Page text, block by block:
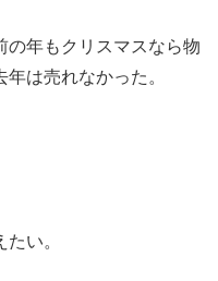
の年もクリスマスなら物
は売れなかった。
い。